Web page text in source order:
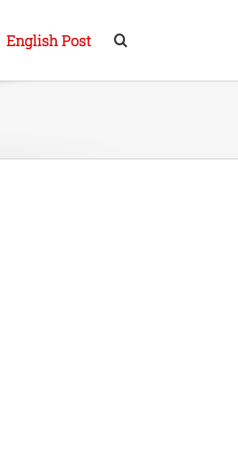
English Post